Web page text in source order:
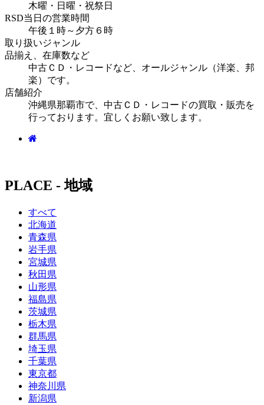
木曜・日曜・祝祭日
RSD当日の営業時間
午後１時～夕方６時
取り扱いジャンル
品揃え、在庫数など
中古ＣＤ・レコードなど、オールジャンル（洋楽、邦
楽）です。
店舗紹介
沖縄県那覇市で、中古ＣＤ・レコードの買取・販売を
行っております。宜しくお願い致します。
PLACE - 地域
すべて
北海道
青森県
岩手県
宮城県
秋田県
山形県
福島県
茨城県
栃木県
群馬県
埼玉県
千葉県
東京都
神奈川県
新潟県